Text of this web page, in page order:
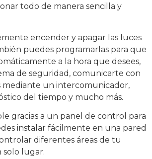
todo de manera sencilla y
encender y apagar las luces
puedes programarlas para que
a la hora que desees,
de seguridad, comunicarte con
mediante un intercomunicador,
del tiempo y mucho más.
gracias a un panel de control para
instalar fácilmente en una pared
diferentes áreas de tu
solo lugar.